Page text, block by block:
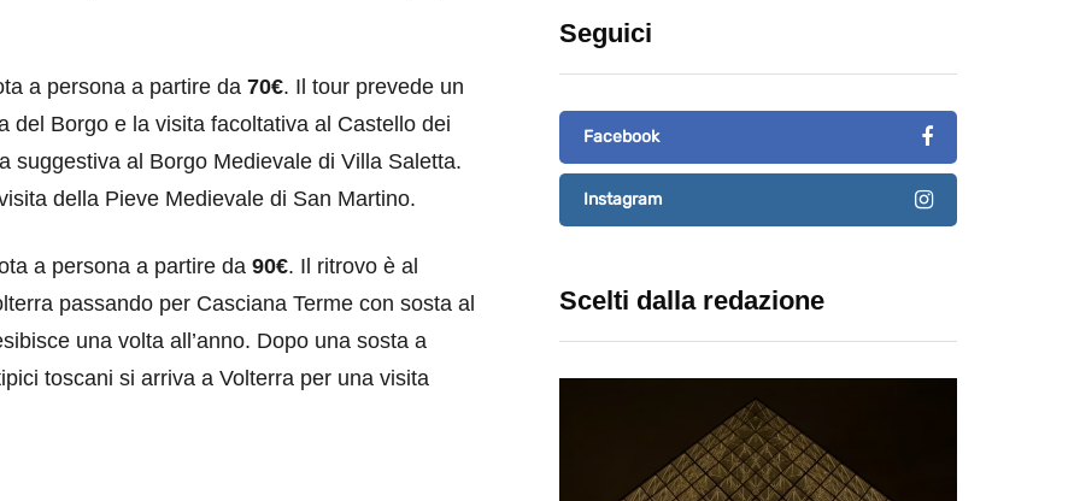
a persona a partire da 70€. Il tour prevede un
del Borgo e la visita facoltativa al Castello dei
al Borgo Medievale di Villa Saletta.
della Pieve Medievale di San Martino.
a persona a partire da 90€. Il ritrovo è al
passando per Casciana Terme con sosta al
una volta all’anno. Dopo una sosta a
toscani si arriva a Volterra per una visita
Seguici
Facebook
Instagram
Scelti dalla redazione